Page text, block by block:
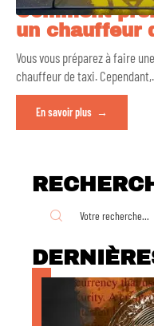
Comment
un chauffeur
Vous vous préparez à faire
chauffeur de taxi. Cependant,
En savoir plus